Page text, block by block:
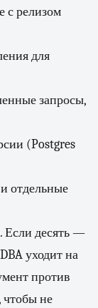
с релизом
для
запросы,
(Postgres
отдельные
Если десять —
уходит на
против
чтобы не